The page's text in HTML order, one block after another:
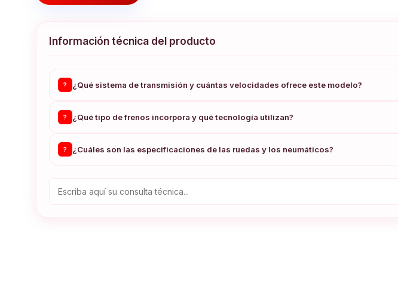
Información técnica del producto
? ¿Qué sistema de transmisión y cuántas velocidades ofrece este modelo?
? ¿Qué tipo de frenos incorpora y qué tecnología utilizan?
? ¿Cuáles son las especificaciones de las ruedas y los neumáticos?